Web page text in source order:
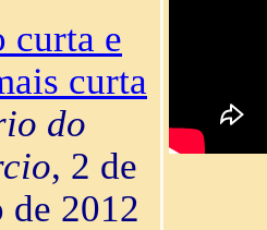
e
curta
do
, 2 de
de 2012